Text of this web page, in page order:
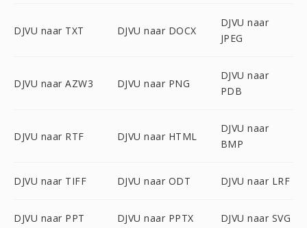
DJVU naar TXT DJVU naar DOCX
DJVU naar
JPEG
DJVU naar AZW3 DJVU naar PNG
DJVU naar
PDB
DJVU naar RTF DJVU naar HTML
DJVU naar
BMP
DJVU naar TIFF DJVU naar ODT DJVU naar LRF
DJVU naar PPT DJVU naar PPTX DJVU naar SVG